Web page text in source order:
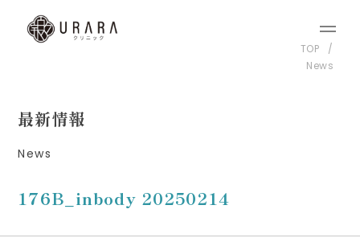
TOP
News
最新情報
News
176B_inbody 20250214